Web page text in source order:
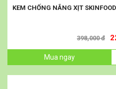
KEM CHỐNG NẮNG XỊT
398,000 đ
Mua ngay